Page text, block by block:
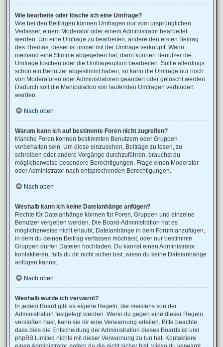
Wie bearbeite oder lösche ich eine Umfrage?
Wie bei den Beiträgen können Umfragen nur vom ursprünglichen
Verfasser, einem Moderator oder einem Administrator bearbeitet
werden. Um eine Umfrage zu bearbeiten, ändere den ersten Beitrag
des Themas; dieser ist immer mit der Umfrage verknüpft. Wenn
niemand eine Stimme abgegeben hat, dann können Benutzer die
Umfrage löschen oder die Umfrageoption bearbeiten. Sollte allerdings
schon ein Benutzer abgestimmt haben, so kann die Umfrage nur noch
von Moderatoren oder Administratoren geändert oder gelöscht werden.
Dadurch soll die Manipulation von laufenden Umfragen verhindert
werden.
Nach oben
Warum kann ich auf bestimmte Foren nicht zugreifen?
Manche Foren können bestimmten Benutzern oder Gruppen
vorbehalten sein. Um diese einzusehen, Beiträge zu lesen, zu
schreiben oder andere Vorgänge durchzuführen, brauchst du
möglicherweise besondere Berechtigungen. Frage einen Moderator
oder Administrator nach entsprechenden Berechtigungen.
Nach oben
Weshalb kann ich keine Dateianhänge anfügen?
Rechte für Dateianhänge können für Foren, Gruppen und einzelne
Benutzer vergeben werden. Die Board-Administration hat es
möglicherweise nicht erlaubt, Dateianhänge in dem Forum anzufügen,
in dem du deinen Beitrag verfassen möchtest, oder nur bestimmte
Gruppen dürfen Dateien hochladen. Du kannst einen Administrator
kontaktieren, falls du dir nicht sicher bist, wieso du keine Dateianhänge
anfügen kannst.
Nach oben
Weshalb wurde ich verwarnt?
In jedem Board gibt es eigene Regeln, die meistens von der
Administration festgelegt werden. Wenn du gegen eine dieser Regeln
verstoßen hast, kann sie dir eine Verwarnung erteilen. Bitte beachte,
dass dies die Entscheidung der Administration dieses Boards ist und
phpBB Limited nichts mit dieser Verwarnung zu tun hat. Kontaktiere